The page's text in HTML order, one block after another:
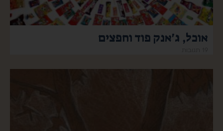
אוכל, ג'אנק פוד וחפצים